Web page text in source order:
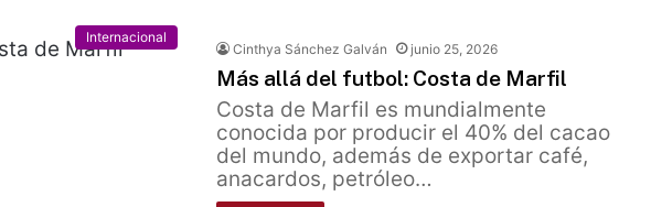
Internacional
Cinthya Sánchez Galván junio 25, 2026
Más allá del futbol: Costa de Marfil
Costa de Marfil es mundialmente
conocida por producir el 40% del cacao
del mundo, además de exportar café,
anacardos, petróleo…